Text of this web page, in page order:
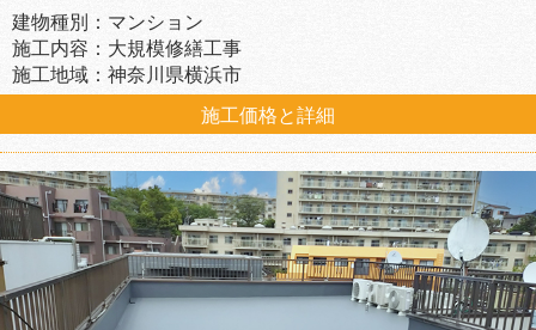
建物種別：マンション
施工内容：大規模修繕工事
施工地域：神奈川県横浜市
施工価格と詳細